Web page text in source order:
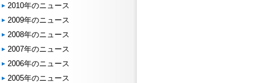
2010年のニュース
2009年のニュース
2008年のニュース
2007年のニュース
2006年のニュース
2005年のニュース